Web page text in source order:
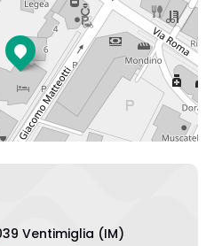
Ventimiglia (IM)